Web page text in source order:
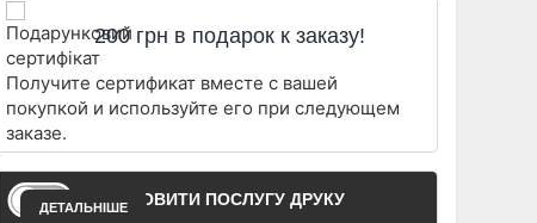
200 грн в подарок к заказу!
Получите сертификат вместе с вашей
покупкой и используйте его при следующем
заказе.
ЗАМОВИТИ ПОСЛУГУ ДРУКУ
ДЕТАЛЬНІШЕ